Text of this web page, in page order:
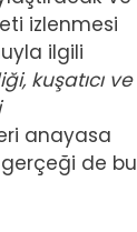
izlenmesi
ilgili
kuşatıcı ve
anayasa
de bu